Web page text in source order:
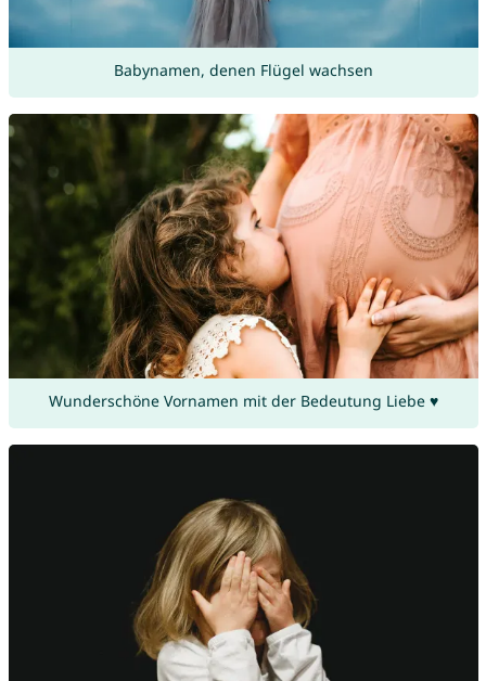
Babynamen, denen Flügel wachsen
Wunderschöne Vornamen mit der Bedeutung Liebe ♥